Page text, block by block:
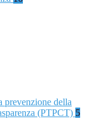
prevenzione della
(PTPCT) 5